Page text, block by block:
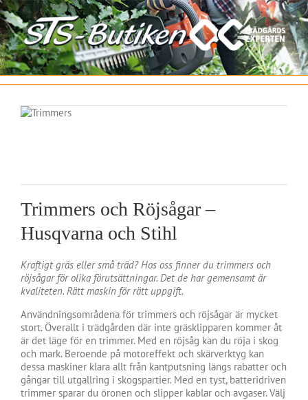
Fortsätt
till
innehållet
Trimmers och Röjsågar –
Husqvarna och Stihl
Kraftigt gräs eller små träd? Hos oss finner du trimmers och
röjsågar för olika förutsättningar. Det de har gemensamt är
kvaliteten. Rätt maskin för rätt uppgift.
Användningsområdena för trimmers och röjsågar är mycket
stort. Överallt i trädgården där inte gräsklipparen kommer åt
är det läge för en trimmer. Med en röjsåg kan du röja i skog
och mark. Beroende på motoreffekt och skärverktyg kan
dessa maskiner klara allt från kantputsning längs rabatter och
gångar till utgallring i skogspartier. Med en tyst, batteridriven
trimmer sparar du öronen och slipper kablar och avgaser. Välj